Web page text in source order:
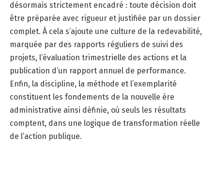
désormais strictement encadré : toute décision doit
être préparée avec rigueur et justifiée par un dossier
complet. À cela s’ajoute une culture de la redevabilité,
marquée par des rapports réguliers de suivi des
projets, l’évaluation trimestrielle des actions et la
publication d’un rapport annuel de performance.
Enfin, la discipline, la méthode et l’exemplarité
constituent les fondements de la nouvelle ère
administrative ainsi définie, où seuls les résultats
comptent, dans une logique de transformation réelle
de l’action publique.